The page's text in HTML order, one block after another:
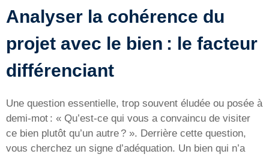
Analyser la cohérence du
projet avec le bien : le facteur
différenciant
Une question essentielle, trop souvent éludée ou posée à
demi-mot : « Qu’est-ce qui vous a convaincu de visiter
ce bien plutôt qu’un autre ? ». Derrière cette question,
vous cherchez un signe d’adéquation. Un bien qui n’a